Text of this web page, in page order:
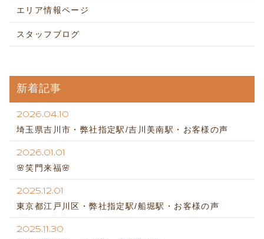
エリア情報ページ
スタッフブログ
新着記事
2026.04.10
埼玉県吉川市・弊社指定駅/吉川美南駅・お客様の声
2026.01.01
🌸笑門来福🌸
2025.12.01
東京都江戸川区・弊社指定駅/船堀駅・お客様の声
2025.11.30